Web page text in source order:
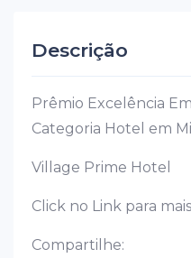
Descrição
Prêmio Excelência
Categoria Hotel em
Village Prime Hotel
Click no Link para
Compartilhe: